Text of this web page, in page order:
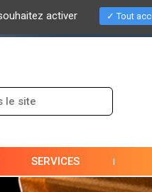
PRESSE
SERVICES
activer Tout